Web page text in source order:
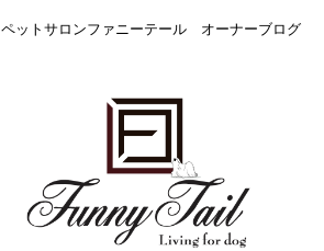
ペットサロンファニーテール オーナーブログ